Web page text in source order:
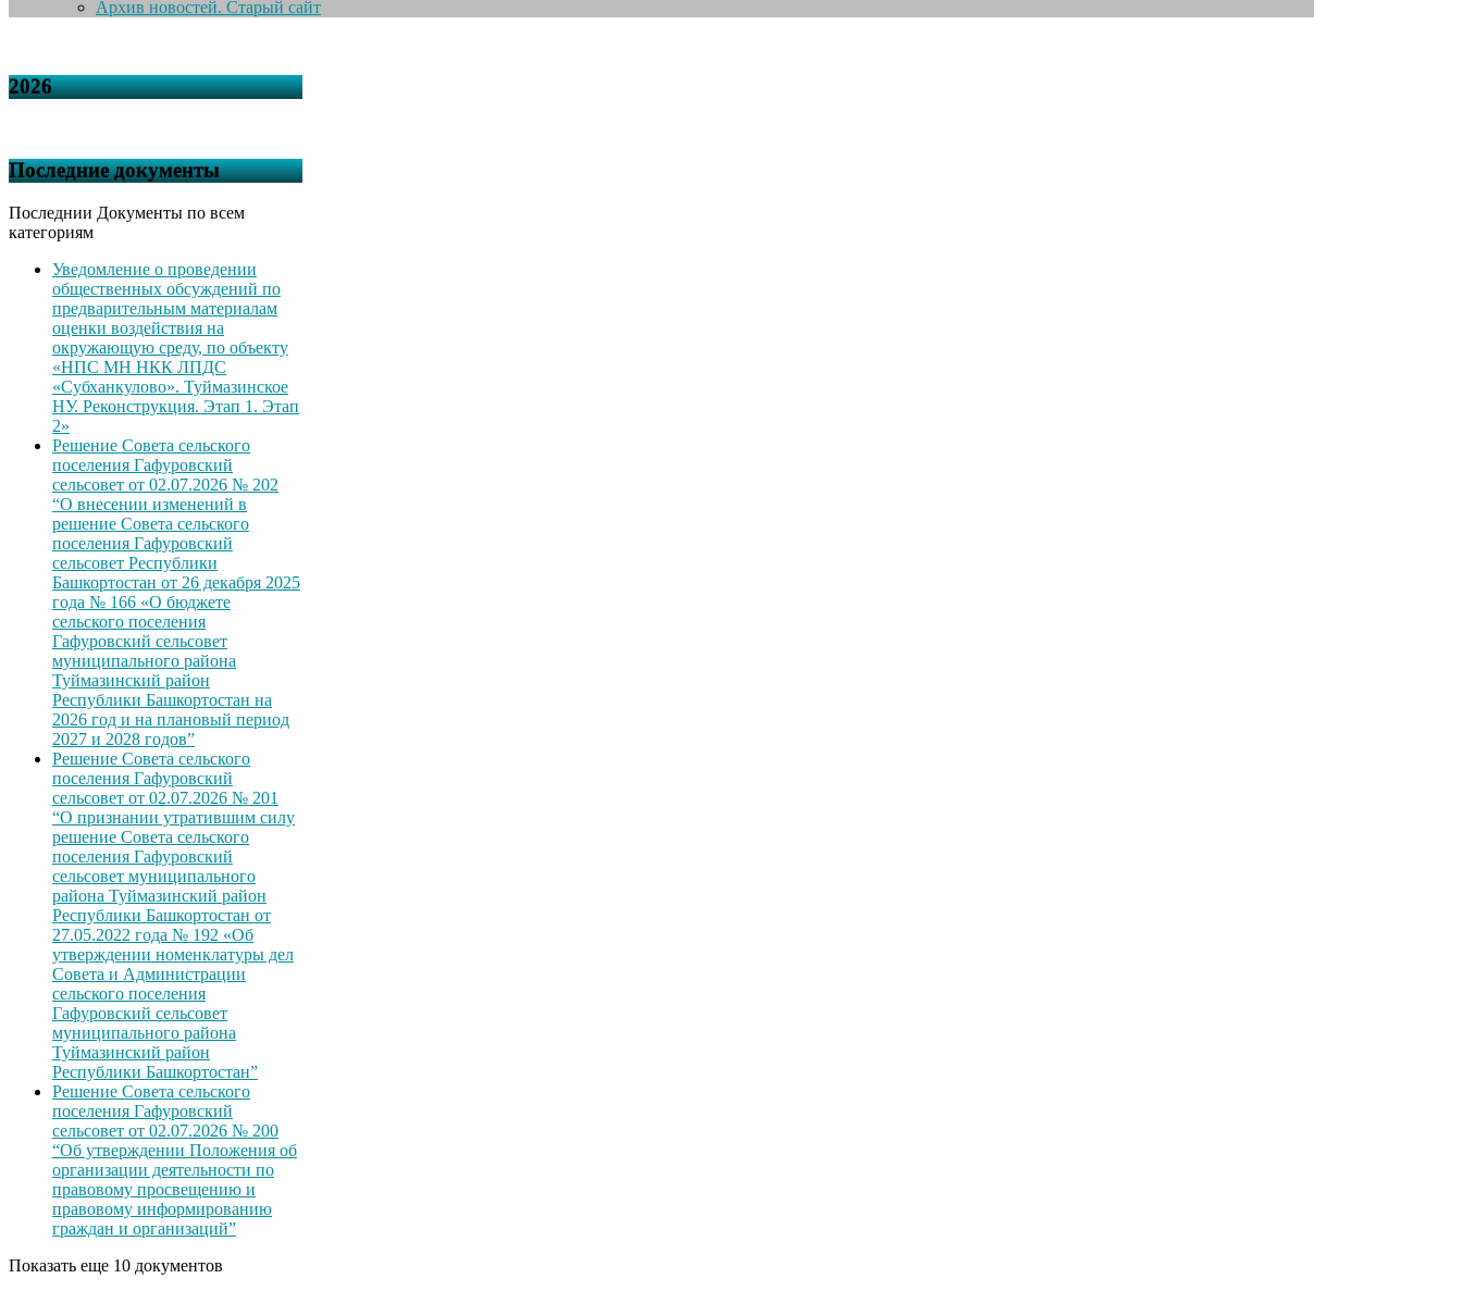
Архив новостей. Старый сайт
2026
Последние документы
Последнии Документы по всем
категориям
Уведомление о проведении
общественных обсуждений по
предварительным материалам
оценки воздействия на
окружающую среду, по объекту
«НПС МН НКК ЛПДС
«Субханкулово». Туймазинское
НУ. Реконструкция. Этап 1. Этап
2»
Решение Совета сельского
поселения Гафуровский
сельсовет от 02.07.2026 № 202
“О внесении изменений в
решение Совета сельского
поселения Гафуровский
сельсовет Республики
Башкортостан от 26 декабря 2025
года № 166 «О бюджете
сельского поселения
Гафуровский сельсовет
муниципального района
Туймазинский район
Республики Башкортостан на
2026 год и на плановый период
2027 и 2028 годов”
Решение Совета сельского
поселения Гафуровский
сельсовет от 02.07.2026 № 201
“О признании утратившим силу
решение Совета сельского
поселения Гафуровский
сельсовет муниципального
района Туймазинский район
Республики Башкортостан от
27.05.2022 года № 192 «Об
утверждении номенклатуры дел
Совета и Администрации
сельского поселения
Гафуровский сельсовет
муниципального района
Туймазинский район
Республики Башкортостан”
Решение Совета сельского
поселения Гафуровский
сельсовет от 02.07.2026 № 200
“Об утверждении Положения об
организации деятельности по
правовому просвещению и
правовому информированию
граждан и организаций”
Показать еще 10 документов